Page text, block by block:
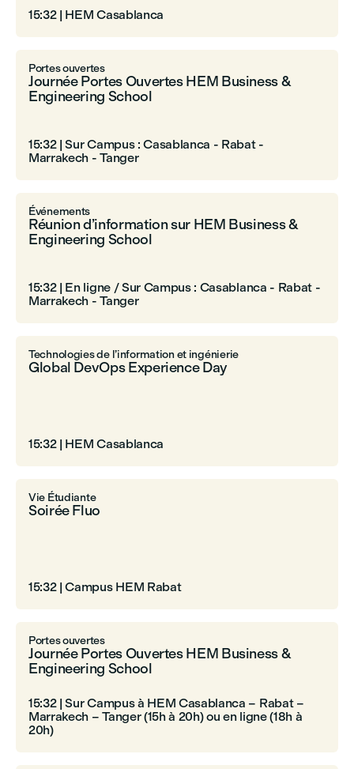
15:32| HEM Casablanca
Portes ouvertes
Journée Portes Ouvertes HEM Business &
Engineering School
15:32|Sur Campus : Casablanca - Rabat -
Marrakech - Tanger
Événements
Réunion d’information sur HEM Business &
Engineering School
15:32| En ligne / Sur Campus : Casablanca - Rabat -
Marrakech - Tanger
Technologies de l’information et ingénierie
Global DevOps Experience Day
15:32| HEM Casablanca
Vie Étudiante
Soirée Fluo
15:32|Campus HEM Rabat
Portes ouvertes
Journée Portes Ouvertes HEM Business &
Engineering School
15:32|Sur Campus à HEM Casablanca – Rabat –
Marrakech – Tanger (15h à 20h) ou en ligne (18h à
20h)